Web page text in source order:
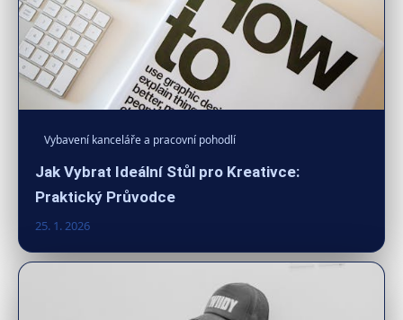
Vybavení kanceláře a pracovní pohodlí
Jak Vybrat Ideální Stůl pro Kreativce:
Praktický Průvodce
25. 1. 2026